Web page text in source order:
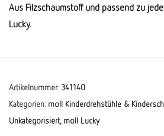
Aus Filzschaumstoff und passend zu
Lucky.
Artikelnummer: 341140
Kategorien: moll Kinderdrehstühle &
Unkategorisiert, moll Lucky